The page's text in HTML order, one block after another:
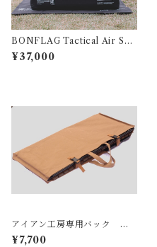
BONFLAG Tactical Air Sof
a 1P
¥37,000
アイアン工房専用バック ア
イアンテーブル用
¥7,700